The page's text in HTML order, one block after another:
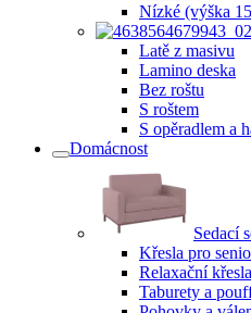
Nízké (výška
Latě z masivu
Lamino deska
Bez roštu
S roštem
S opěradlem a
Domácnost
Sedací
Křesla pro
Relaxační křesla
Taburety a